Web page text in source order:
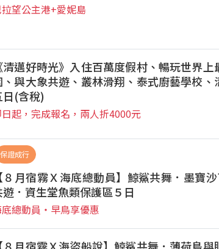
望公主港+愛妮島
清邁好時光》入住百萬度假村、暢玩世界
、與大象共遊、叢林滑翔、泰式廚藝學校、
日(含稅)
起，完成報名，兩人折4000元
保證成行
【８月宿霧Ｘ海底總動員】鯨鯊共舞．墨寶
遊．資生堂魚類保護區５日
底總動員‧早鳥享優惠